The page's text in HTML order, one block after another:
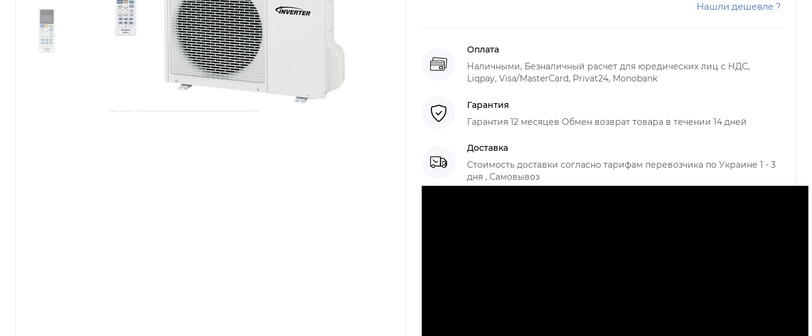
Нашли дешевле ?
Оплата
Наличными, Безналичный расчет для юредических лиц с НДС,
Liqpay, Visa/MasterCard, Privat24, Monobank
Гарантия
Гарантия 12 месяцев Обмен возврат товара в течении 14 дней
Доставка
Стоимость доставки согласно тарифам перевозчика по Украине 1 - 3
дня , Самовывоз